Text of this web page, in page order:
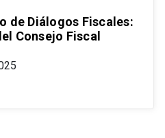
de Diálogos Fiscales:
Consejo Fiscal